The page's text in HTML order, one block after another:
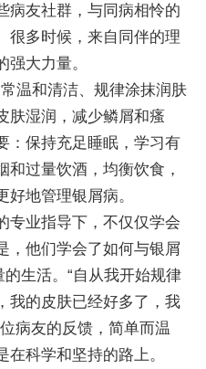
病友社群，与同病相怜的
很多时候，来自同伴的理
大力量。
温和清洁、规律涂抹润肤
肤湿润，减少鳞屑和瘙
：保持充足睡眠，学习有
过量饮酒，均衡饮食，
地管理银屑病。
专业指导下，不仅仅学会
，他们学会了如何与银屑
生活。“自从我开始规律
我的皮肤已经好多了，我
病友的反馈，简单而温
科学和坚持的路上。